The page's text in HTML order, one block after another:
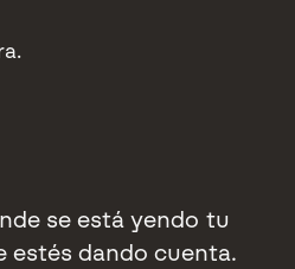
se está yendo tu
estés dando cuenta.